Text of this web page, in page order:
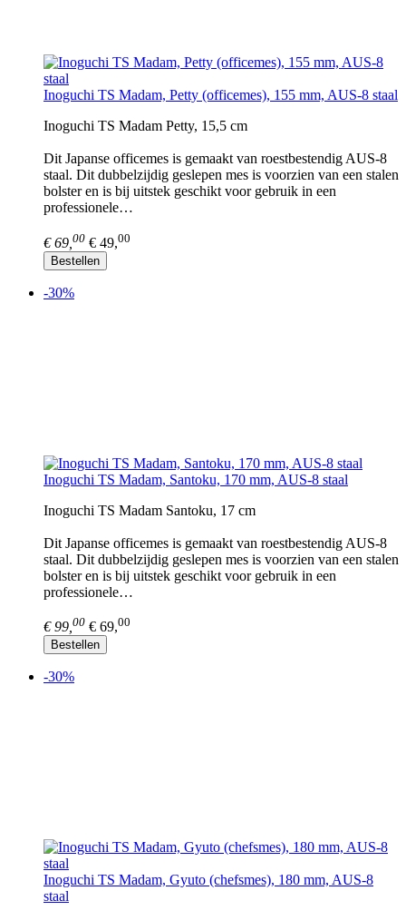
Inoguchi TS Madam, Petty (officemes), 155 mm, AUS-8 staal
Inoguchi TS Madam Petty, 15,5 cm
Dit Japanse officemes is gemaakt van roestbestendig AUS-8
staal. Dit dubbelzijdig geslepen mes is voorzien van een stalen
bolster en is bij uitstek geschikt voor gebruik in een
professionele…
€ 69, 00 € 49,00
Bestellen
-30%
Inoguchi TS Madam, Santoku, 170 mm, AUS-8 staal
Inoguchi TS Madam Santoku, 17 cm
Dit Japanse officemes is gemaakt van roestbestendig AUS-8
staal. Dit dubbelzijdig geslepen mes is voorzien van een stalen
bolster en is bij uitstek geschikt voor gebruik in een
professionele…
€ 99, 00 € 69,00
Bestellen
-30%
Inoguchi TS Madam, Gyuto (chefsmes), 180 mm, AUS-8
staal